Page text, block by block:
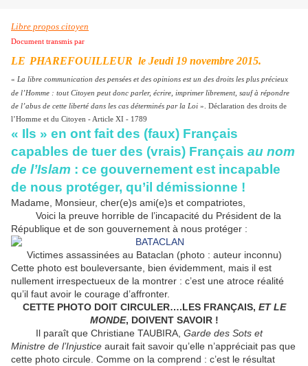
Libre propos citoyen
Document transmis par
LE PHAREFOUILLEUR le Jeudi 19 novembre 2015.
« La libre communication des pensées et des opinions est un des droits les plus précieux
de l’Homme : tout Citoyen peut donc parler, écrire, imprimer librement, sauf à répondre
de l’abus de cette liberté dans les cas déterminés par la Loi ». Déclaration des droits de
l’Homme et du Citoyen - Article XI - 1789
« Ils » en ont fait des (faux) Français
capables de tuer des (vrais) Français au nom
de l’Islam : ce gouvernement est incapable
de nous protéger, qu’il démissionne !
Madame, Monsieur, cher(e)s ami(e)s et compatriotes,
Voici la preuve horrible de l’incapacité du Président de la
République et de son gouvernement à nous protéger :
Victimes assassinées au Bataclan (photo : auteur inconnu)
Cette photo est bouleversante, bien évidemment, mais il est
nullement irrespectueux de la montrer : c’est une atroce réalité
qu’il faut avoir le courage d’affronter.
CETTE PHOTO DOIT CIRCULER….LES FRANÇAIS, ET LE
MONDE, DOIVENT SAVOIR !
Il paraît que Christiane TAUBIRA, Garde des Sots et
Ministre de l’Injustice aurait fait savoir qu’elle n’appréciait pas que
cette photo circule. Comme on la comprend : c’est le résultat